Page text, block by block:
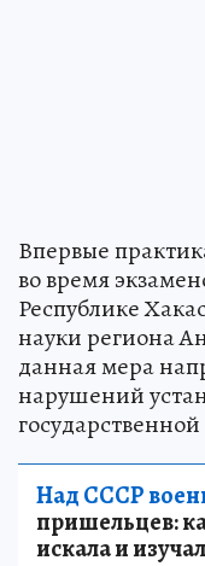
Впервые
во время
Республике
науки региона
данная мера
нарушений
Над СССР
пришельцев:
искала и